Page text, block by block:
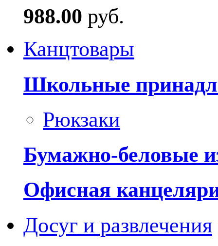
988.00 руб.
Канцтовары
Школьные
Рюкзаки
Бумажно-беловые
Офисная
Досуг и развлечения